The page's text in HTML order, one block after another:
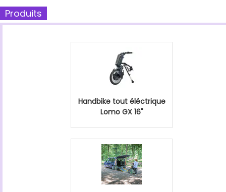
Produits
Handbike tout éléctrique
Lomo GX 16"